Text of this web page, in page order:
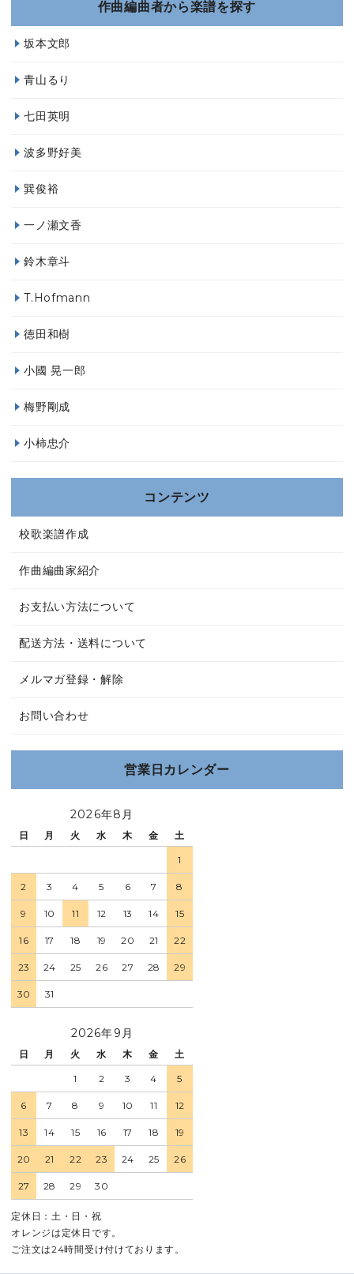
作曲編曲者から楽譜を探す
坂本文郎
青山るり
七田英明
波多野好美
巽俊裕
一ノ瀬文香
鈴木章斗
T.Hofmann
徳田和樹
小國 晃一郎
梅野剛成
小柿忠介
コンテンツ
校歌楽譜作成
作曲編曲家紹介
お支払い方法について
配送方法・送料について
メルマガ登録・解除
お問い合わせ
営業日カレンダー
2026年8月
日 月 火 水 木 金 土
1
2 3 4 5 6 7 8
9 10 11 12 13 14 15
16 17 18 19 20 21 22
23 24 25 26 27 28 29
30 31
2026年9月
日 月 火 水 木 金 土
1 2 3 4 5
6 7 8 9 10 11 12
13 14 15 16 17 18 19
20 21 22 23 24 25 26
27 28 29 30
定休日：土・日・祝
オレンジは定休日です。
ご注文は24時間受け付けております。